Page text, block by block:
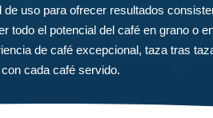
uso para ofrecer resultados
el potencial del café en grano o
de café excepcional, taza tras
cada café servido.